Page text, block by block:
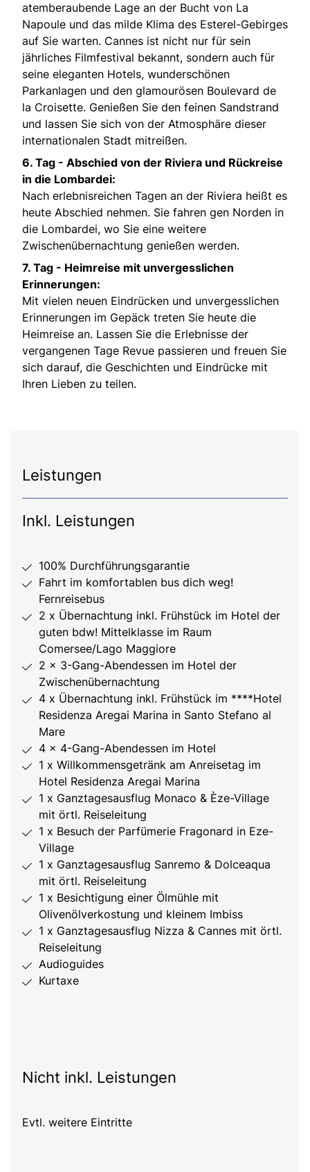
atemberaubende Lage an der Bucht von La
Napoule und das milde Klima des Esterel-Gebirges
auf Sie warten. Cannes ist nicht nur für sein
jährliches Filmfestival bekannt, sondern auch für
seine eleganten Hotels, wunderschönen
Parkanlagen und den glamourösen Boulevard de
la Croisette. Genießen Sie den feinen Sandstrand
und lassen Sie sich von der Atmosphäre dieser
internationalen Stadt mitreißen.
6. Tag - Abschied von der Riviera und Rückreise
in die Lombardei:
Nach erlebnisreichen Tagen an der Riviera heißt es
heute Abschied nehmen. Sie fahren gen Norden in
die Lombardei, wo Sie eine weitere
Zwischenübernachtung genießen werden.
7. Tag - Heimreise mit unvergesslichen
Erinnerungen:
Mit vielen neuen Eindrücken und unvergesslichen
Erinnerungen im Gepäck treten Sie heute die
Heimreise an. Lassen Sie die Erlebnisse der
vergangenen Tage Revue passieren und freuen Sie
sich darauf, die Geschichten und Eindrücke mit
Ihren Lieben zu teilen.
Leistungen
Inkl. Leistungen
100% Durchführungsgarantie
Fahrt im komfortablen bus dich weg!
Fernreisebus
2 x Übernachtung inkl. Frühstück im Hotel der
guten bdw! Mittelklasse im Raum
Comersee/Lago Maggiore
2 x 3-Gang-Abendessen im Hotel der
Zwischenübernachtung
4 x Übernachtung inkl. Frühstück im ****Hotel
Residenza Aregai Marina in Santo Stefano al
Mare
4 x 4-Gang-Abendessen im Hotel
1 x Willkommensgetränk am Anreisetag im
Hotel Residenza Aregai Marina
1 x Ganztagesausflug Monaco & Èze-Village
mit örtl. Reiseleitung
1 x Besuch der Parfümerie Fragonard in Eze-
Village
1 x Ganztagesausflug Sanremo & Dolceaqua
mit örtl. Reiseleitung
1 x Besichtigung einer Ölmühle mit
Olivenölverkostung und kleinem Imbiss
1 x Ganztagesausflug Nizza & Cannes mit örtl.
Reiseleitung
Audioguides
Kurtaxe
Nicht inkl. Leistungen
Evtl. weitere Eintritte